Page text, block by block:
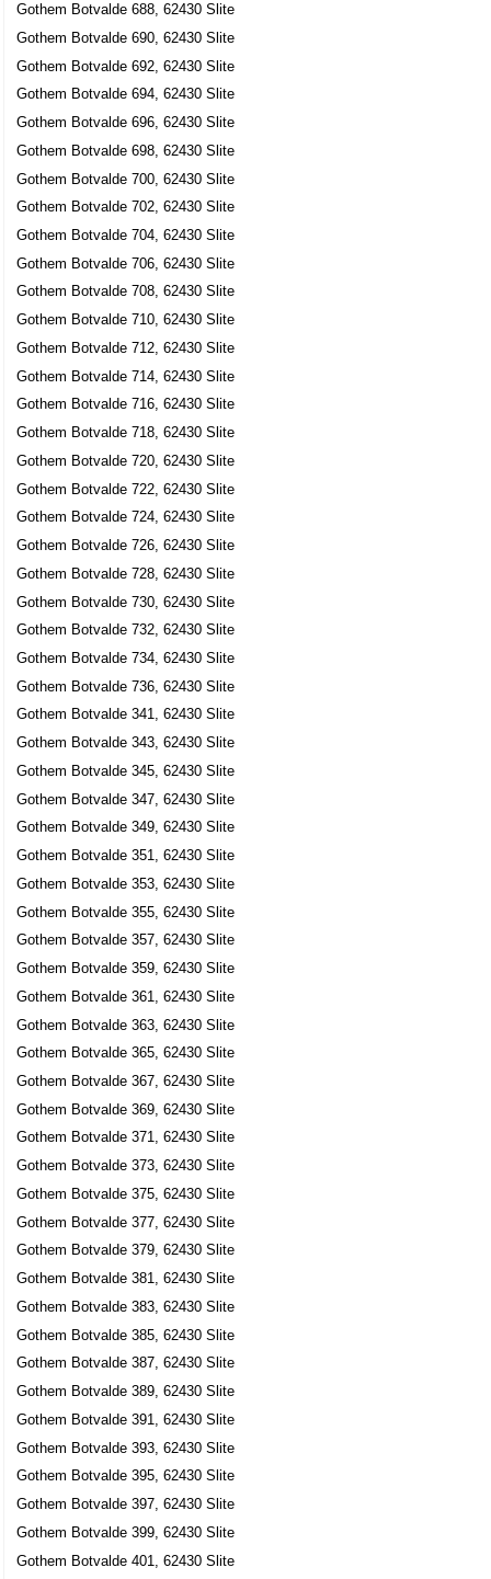
Gothem Botvalde 688, 62430 Slite
Gothem Botvalde 690, 62430 Slite
Gothem Botvalde 692, 62430 Slite
Gothem Botvalde 694, 62430 Slite
Gothem Botvalde 696, 62430 Slite
Gothem Botvalde 698, 62430 Slite
Gothem Botvalde 700, 62430 Slite
Gothem Botvalde 702, 62430 Slite
Gothem Botvalde 704, 62430 Slite
Gothem Botvalde 706, 62430 Slite
Gothem Botvalde 708, 62430 Slite
Gothem Botvalde 710, 62430 Slite
Gothem Botvalde 712, 62430 Slite
Gothem Botvalde 714, 62430 Slite
Gothem Botvalde 716, 62430 Slite
Gothem Botvalde 718, 62430 Slite
Gothem Botvalde 720, 62430 Slite
Gothem Botvalde 722, 62430 Slite
Gothem Botvalde 724, 62430 Slite
Gothem Botvalde 726, 62430 Slite
Gothem Botvalde 728, 62430 Slite
Gothem Botvalde 730, 62430 Slite
Gothem Botvalde 732, 62430 Slite
Gothem Botvalde 734, 62430 Slite
Gothem Botvalde 736, 62430 Slite
Gothem Botvalde 341, 62430 Slite
Gothem Botvalde 343, 62430 Slite
Gothem Botvalde 345, 62430 Slite
Gothem Botvalde 347, 62430 Slite
Gothem Botvalde 349, 62430 Slite
Gothem Botvalde 351, 62430 Slite
Gothem Botvalde 353, 62430 Slite
Gothem Botvalde 355, 62430 Slite
Gothem Botvalde 357, 62430 Slite
Gothem Botvalde 359, 62430 Slite
Gothem Botvalde 361, 62430 Slite
Gothem Botvalde 363, 62430 Slite
Gothem Botvalde 365, 62430 Slite
Gothem Botvalde 367, 62430 Slite
Gothem Botvalde 369, 62430 Slite
Gothem Botvalde 371, 62430 Slite
Gothem Botvalde 373, 62430 Slite
Gothem Botvalde 375, 62430 Slite
Gothem Botvalde 377, 62430 Slite
Gothem Botvalde 379, 62430 Slite
Gothem Botvalde 381, 62430 Slite
Gothem Botvalde 383, 62430 Slite
Gothem Botvalde 385, 62430 Slite
Gothem Botvalde 387, 62430 Slite
Gothem Botvalde 389, 62430 Slite
Gothem Botvalde 391, 62430 Slite
Gothem Botvalde 393, 62430 Slite
Gothem Botvalde 395, 62430 Slite
Gothem Botvalde 397, 62430 Slite
Gothem Botvalde 399, 62430 Slite
Gothem Botvalde 401, 62430 Slite